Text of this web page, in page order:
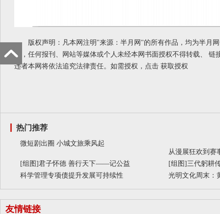
版权声明：凡本网注明"来源：半月网"的所有作品，均为半月
品，任何报刊、网站等媒体或个人未经本网书面授权不得转载、 链
违者本网将依法追究法律责任。如需授权，点击 获取授权
热门推荐
微短剧出圈 小城文旅乘风起
从漫展狂欢到赛
[组图]君子怀德 善行天下——记公益 [组图]三代躬耕
科学管理专项债提升发展可持续性
光明文化周末：
友情链接